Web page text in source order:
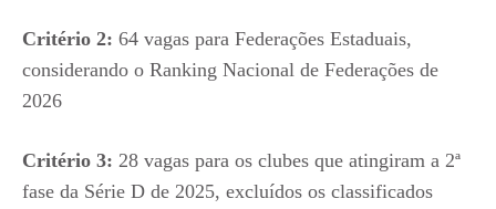
Critério 2: 64 vagas para Federações Estaduais,
considerando o Ranking Nacional de Federações de
2026
Critério 3: 28 vagas para os clubes que atingiram a 2ª
fase da Série D de 2025, excluídos os classificados